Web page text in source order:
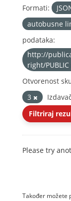
Formati:
autobusne
podataka:
http://
right/PUBLIC
Otvorenost
3
Filtriraj
Please try
Također možete